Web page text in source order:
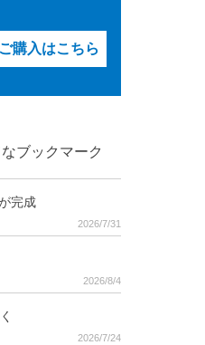
ご購入はこちら
ブックマーク
完成
2026/7/31
2026/8/4
2026/7/24